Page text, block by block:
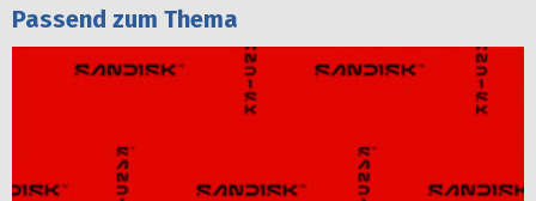
Passend zum Thema